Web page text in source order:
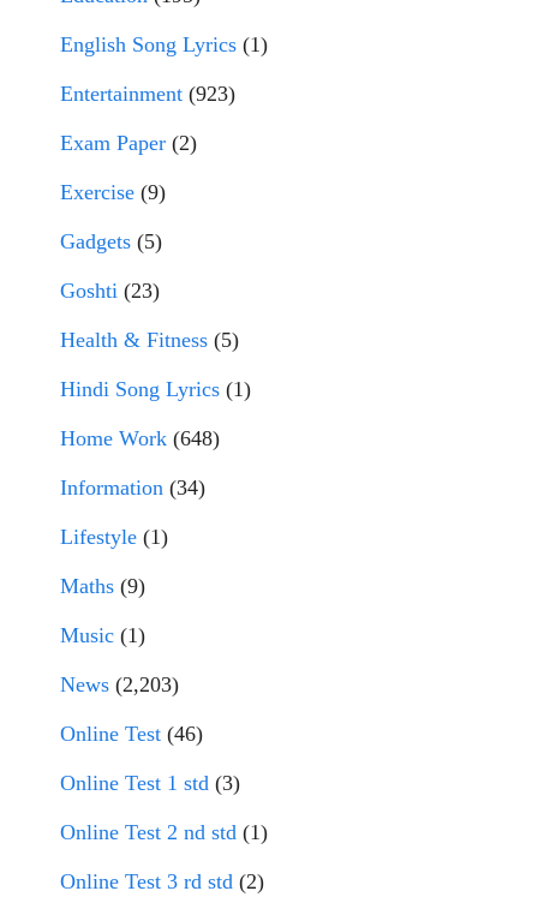
English Song Lyrics (1)
Entertainment (923)
Exam Paper (2)
Exercise (9)
Gadgets (5)
Goshti (23)
Health & Fitness (5)
Hindi Song Lyrics (1)
Home Work (648)
Information (34)
Lifestyle (1)
Maths (9)
Music (1)
News (2,203)
Online Test (46)
Online Test 1 std (3)
Online Test 2 nd std (1)
Online Test 3 rd std (2)